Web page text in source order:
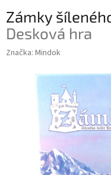
Zámky
Desková hra
Značka: Mindok